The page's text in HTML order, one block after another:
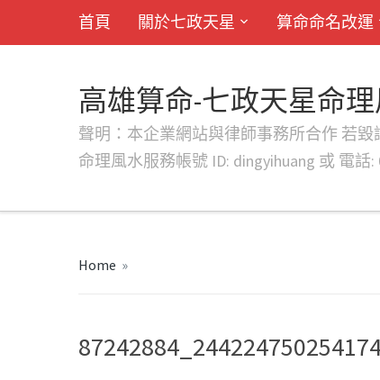
首頁 關於七政天星 算命命名改運
高雄算命-七政天星命
聲明：本企業網站與律師事務所合作 若毀
命理風水服務帳號 ID: dingyihuang 或 電話:
Home »